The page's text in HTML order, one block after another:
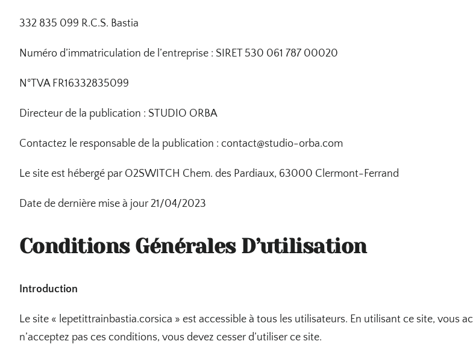
332 835 099 R.C.S. Bastia
Numéro d’immatriculation de l’entreprise : SIRET 530 061 787 00020
N°TVA FR16332835099
Directeur de la publication : STUDIO ORBA
Contactez le responsable de la publication : contact@studio-orba.com
Le site est hébergé par O2SWITCH Chem. des Pardiaux, 63000 Clermont-Ferrand
Date de dernière mise à jour 21/04/2023
Conditions Générales D’utilisation
Introduction
Le site « lepetittrainbastia.corsica » est accessible à tous les utilisateurs. En utilisant ce site, vous
n’acceptez pas ces conditions, vous devez cesser d’utiliser ce site.